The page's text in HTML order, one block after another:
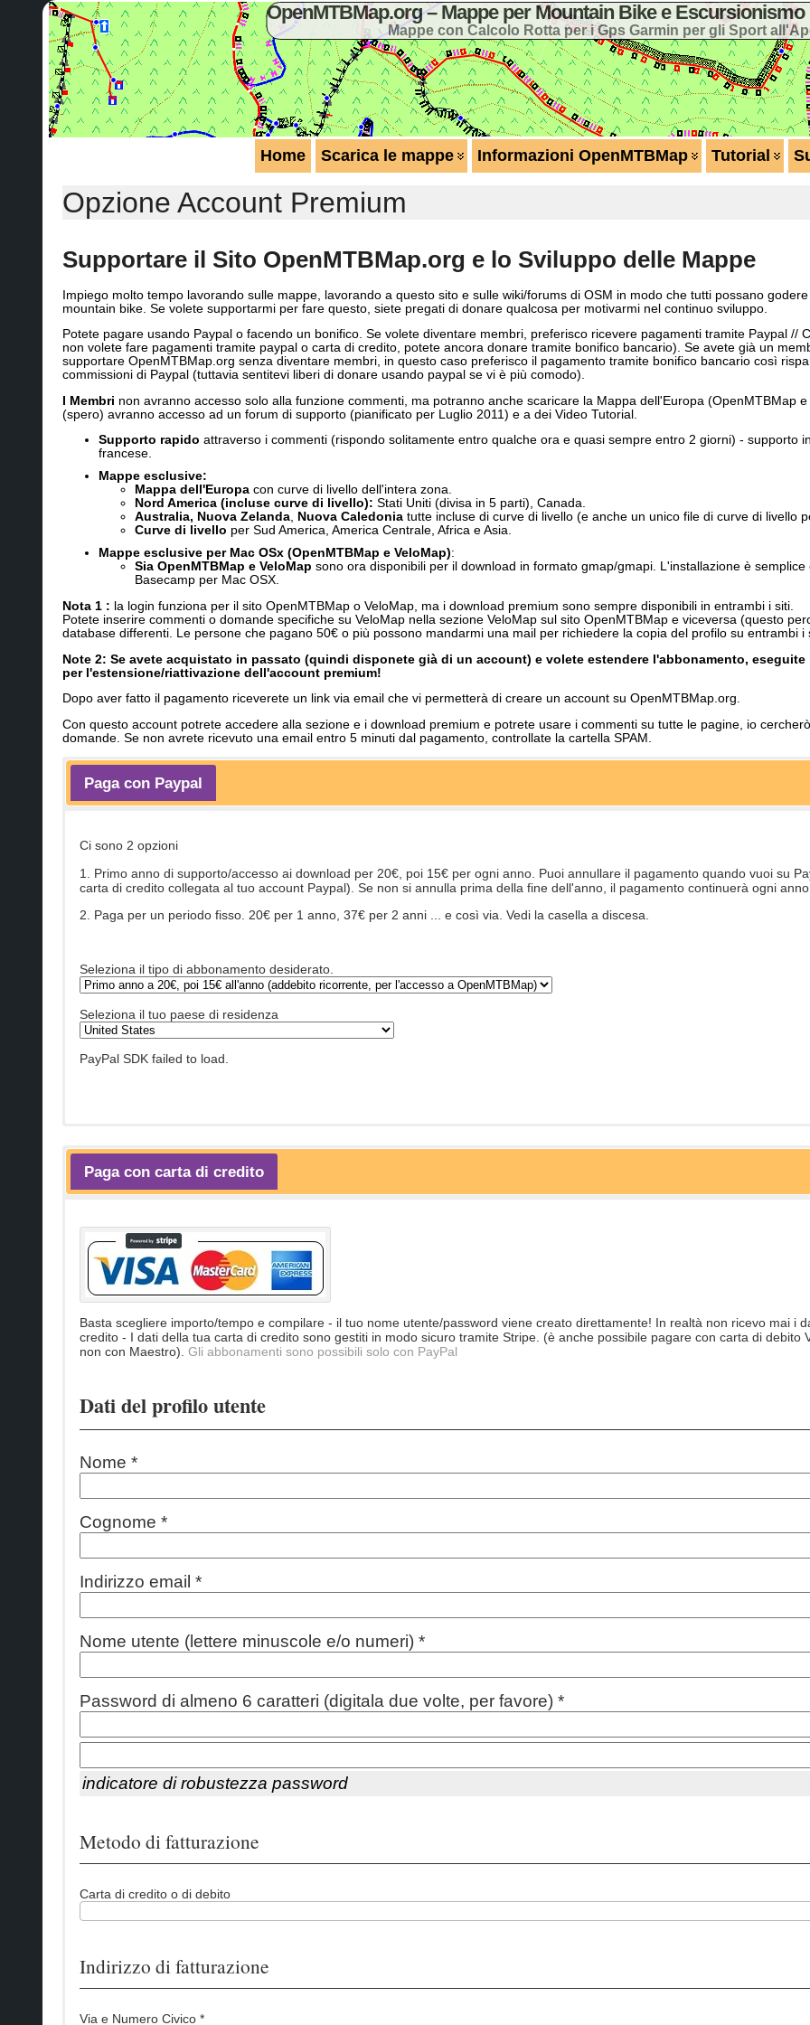
OpenMTBMap.org – Mappe per Mountain Bike e Escursionismo
Mappe con Calcolo Rotta per i Gps Garmin per gli Sport
Home Scarica le mappe Informazioni OpenMTBMap Tutorial
Opzione Account Premium
Supportare il Sito OpenMTBMap.org e lo Sviluppo delle Mappe
Impiego molto tempo lavorando sulle mappe, lavorando a questo sito e sulle wiki/forums di OSM in modo che tutti possano
mountain bike. Se volete supportarmi per fare questo, siete pregati di donare qualcosa per motivarmi nel continuo sviluppo.
Potete pagare usando Paypal o facendo un bonifico. Se volete diventare membri, preferisco ricevere pagamenti tramite Paypal //
non volete fare pagamenti tramite paypal o carta di credito, potete ancora donare tramite bonifico bancario). Se avete già un
supportare OpenMTBMap.org senza diventare membri, in questo caso preferisco il pagamento tramite bonifico bancario così
commissioni di Paypal (tuttavia sentitevi liberi di donare usando paypal se vi è più comodo).
I Membri non avranno accesso solo alla funzione commenti, ma potranno anche scaricare la Mappa dell'Europa (OpenMTBMap
(spero) avranno accesso ad un forum di supporto (pianificato per Luglio 2011) e a dei Video Tutorial.
Supporto rapido attraverso i commenti (rispondo solitamente entro qualche ora e quasi sempre entro 2 giorni) - supporto
francese.
Mappe esclusive:
Mappa dell'Europa con curve di livello dell'intera zona.
Nord America (incluse curve di livello): Stati Uniti (divisa in 5 parti), Canada.
Australia, Nuova Zelanda, Nuova Caledonia tutte incluse di curve di livello (e anche un unico file di curve di livello
Curve di livello per Sud America, America Centrale, Africa e Asia.
Mappe esclusive per Mac OSx (OpenMTBMap e VeloMap):
Sia OpenMTBMap e VeloMap sono ora disponibili per il download in formato gmap/gmapi. L'installazione è
Basecamp per Mac OSX.
Nota 1 : la login funziona per il sito OpenMTBMap o VeloMap, ma i download premium sono sempre disponibili in entrambi i siti.
Potete inserire commenti o domande specifiche su VeloMap nella sezione VeloMap sul sito OpenMTBMap e viceversa (questo
database differenti. Le persone che pagano 50€ o più possono mandarmi una mail per richiedere la copia del profilo su entrambi i
Note 2: Se avete acquistato in passato (quindi disponete già di un account) e volete estendere l'abbonamento,
per l'estensione/riattivazione dell'account premium!
Dopo aver fatto il pagamento riceverete un link via email che vi permetterà di creare un account su OpenMTBMap.org.
Con questo account potrete accedere alla sezione e i download premium e potrete usare i commenti su tutte le pagine, io
domande. Se non avrete ricevuto una email entro 5 minuti dal pagamento, controllate la cartella SPAM.
Paga con Paypal
Ci sono 2 opzioni
1. Primo anno di supporto/accesso ai download per 20€, poi 15€ per ogni anno. Puoi annullare il pagamento quando vuoi su
carta di credito collegata al tuo account Paypal). Se non si annulla prima della fine dell'anno, il pagamento continuerà ogni
2. Paga per un periodo fisso. 20€ per 1 anno, 37€ per 2 anni ... e così via. Vedi la casella a discesa.
Seleziona il tipo di abbonamento desiderato.
Seleziona il tuo paese di residenza
PayPal SDK failed to load.
Paga con carta di credito
Basta scegliere importo/tempo e compilare - il tuo nome utente/password viene creato direttamente! In realtà non ricevo mai i
credito - I dati della tua carta di credito sono gestiti in modo sicuro tramite Stripe. (è anche possibile pagare con carta di debito
non con Maestro). Gli abbonamenti sono possibili solo con PayPal
Dati del profilo utente
Nome *
Cognome *
Indirizzo email *
Nome utente (lettere minuscole e/o numeri) *
Password di almeno 6 caratteri (digitala due volte, per favore) *
indicatore di robustezza password
Metodo di fatturazione
Carta di credito o di debito
Indirizzo di fatturazione
Via e Numero Civico *